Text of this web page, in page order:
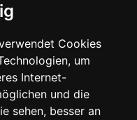
Cookies
um
Internet-
und die
sehen, besser an
Orchester, op. 104
... mehr